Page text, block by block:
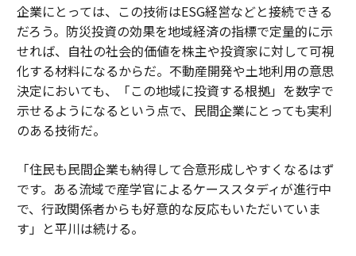
企業にとっては、この技術はESG経営などと接続できる
だろう。防災投資の効果を地域経済の指標で定量的に示
せれば、自社の社会的価値を株主や投資家に対して可視
化する材料になるからだ。不動産開発や土地利用の意思
決定においても、「この地域に投資する根拠」を数字で
示せるようになるという点で、民間企業にとっても実利
のある技術だ。
「住民も民間企業も納得して合意形成しやすくなるはず
です。ある流域で産学官によるケーススタディが進行中
で、行政関係者からも好意的な反応もいただいていま
す」と平川は続ける。